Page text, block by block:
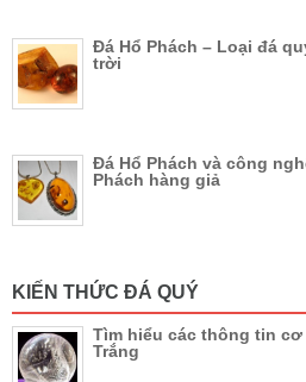
Đá Hổ Phách – Loại đá
trời
Đá Hổ Phách và công
Phách hàng giả
KIẾN THỨC ĐÁ QUÝ
Tìm hiểu các thông tin cơ
Trắng